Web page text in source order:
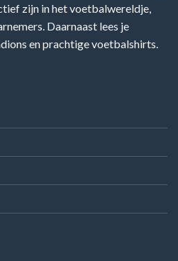
zijn in het voetbalwereldje,
Daarnaast lees je
en prachtige voetbalshirts.